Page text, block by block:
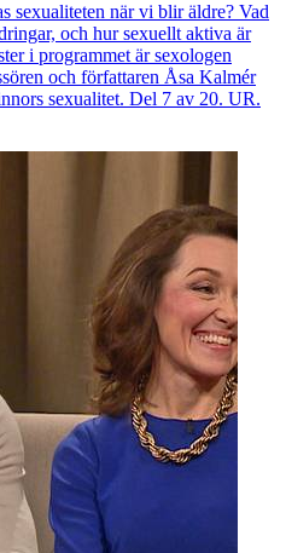
sexualiteten när vi blir äldre? Vad
och hur sexuellt aktiva är
i programmet är sexologen
och författaren Åsa Kalmér
sexualitet. Del 7 av 20. UR.